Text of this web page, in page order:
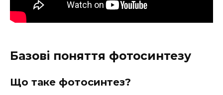
Базові поняття фотосинтезу
Що таке фотосинтез?